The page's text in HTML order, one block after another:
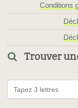
Conditions
Trouver